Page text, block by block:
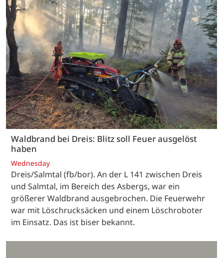
Waldbrand bei Dreis: Blitz soll Feuer ausgelöst
haben
Wednesday
Dreis/Salmtal (fb/bor). An der L 141 zwischen Dreis
und Salmtal, im Bereich des Asbergs, war ein
größerer Waldbrand ausgebrochen. Die Feuerwehr
war mit Löschrucksäcken und einem Löschroboter
im Einsatz. Das ist biser bekannt.